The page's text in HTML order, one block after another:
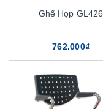
Ghế Họp GL426
762.000₫